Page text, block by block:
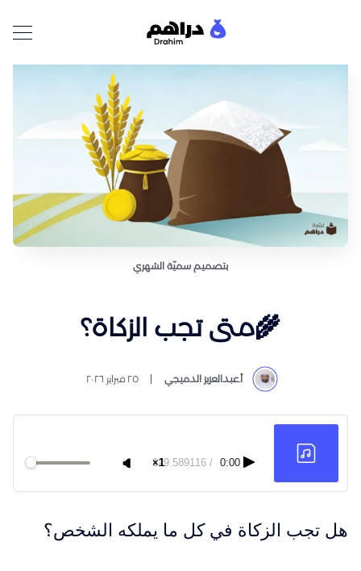
بتصميم سميّة الشهري
🌾متى تجب الزكاة؟
أ.عبدالعزيز الدميجي ٢٥ فبراير ٢٠٢٦
0:00
/
129.589116
1×
هل تجب الزكاة في كل ما يملكه الشخص؟